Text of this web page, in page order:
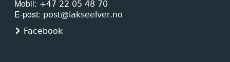
Mobil +47 22 05 48 70
E-post post@lakseelver.no
Facebook